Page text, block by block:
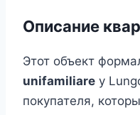
Описание
Этот объект
unifamiliare у
покупателя,